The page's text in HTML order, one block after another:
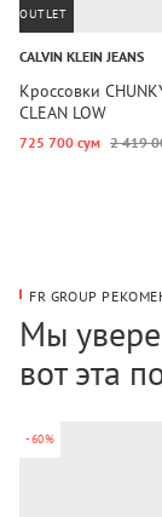
OUTLET
CALVIN KLEIN JEANS
Кроссовки
CLEAN LOW
725 700 сум 2 419
FR GROUP
Мы
вот эта
-60%